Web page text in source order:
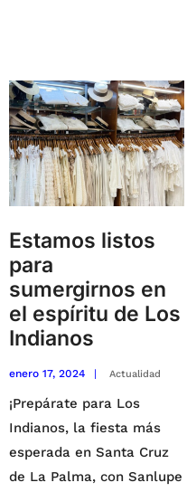
Estamos listos
para
sumergirnos en
el espíritu de Los
Indianos
enero 17, 2024 | Actualidad
¡Prepárate para Los
Indianos, la fiesta más
esperada en Santa Cruz
de La Palma, con Sanlupe